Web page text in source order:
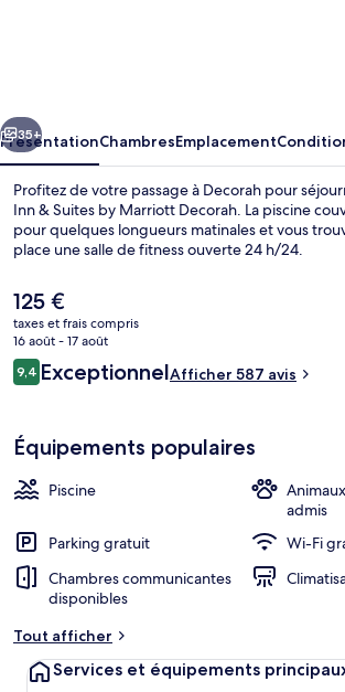
by
Marriott
Decorah
Hall
Suivant
35+
PrésentationChambresEmplacement
Profitez de votre passage à Decorah pour
Inn & Suites by Marriott Decorah. La piscine
pour quelques longueurs matinales et vous
place une salle de fitness ouverte 24 h/24.
Le
prix
actuel
est
de
125 €
taxes et frais compris
16 août - 17 août
Avis
voyageurs
9,49,4 sur 10
ExceptionnelAfficher 587 avis
Équipements populaires
Piscine
admis
Parking gratuit
Wi-Fi
Chambres communicantes
disponibles
Tout afficher
Services et équipements